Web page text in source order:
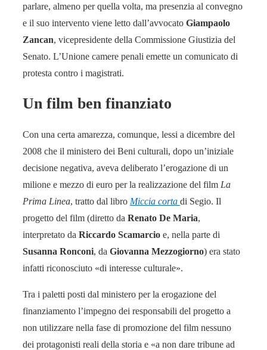
parlare, almeno per quella volta, ma presenzia al convegno
e il suo intervento viene letto dall’avvocato Giampaolo
Zancan, vicepresidente della Commissione Giustizia del
Senato. L’Unione camere penali emette un comunicato di
protesta contro i magistrati.
Un film ben finanziato
Con una certa amarezza, comunque, lessi a dicembre del
2008 che il ministero dei Beni culturali, dopo un’iniziale
decisione negativa, aveva deliberato l’erogazione di un
milione e mezzo di euro per la realizzazione del film La
Prima Linea, tratto dal libro Miccia corta di Segio. Il
progetto del film (diretto da Renato De Maria,
interpretato da Riccardo Scamarcio e, nella parte di
Susanna Ronconi, da Giovanna Mezzogiorno) era stato
infatti riconosciuto «di interesse culturale».
Tra i paletti posti dal ministero per la erogazione del
finanziamento l’impegno dei responsabili del progetto a
non utilizzare nella fase di promozione del film nessuno
dei protagonisti reali della storia e «a non dare tribune ad